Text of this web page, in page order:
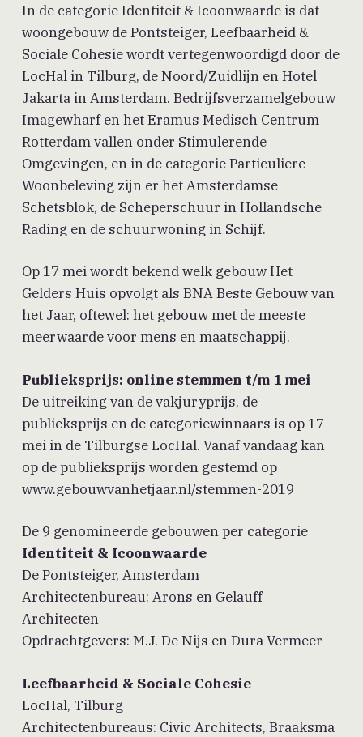
In de categorie Identiteit & Icoonwaarde is dat
woongebouw de Pontsteiger, Leefbaarheid &
Sociale Cohesie wordt vertegenwoordigd door de
LocHal in Tilburg, de Noord/Zuidlijn en Hotel
Jakarta in Amsterdam. Bedrijfsverzamelgebouw
Imagewharf en het Eramus Medisch Centrum
Rotterdam vallen onder Stimulerende
Omgevingen, en in de categorie Particuliere
Woonbeleving zijn er het Amsterdamse
Schetsblok, de Scheperschuur in Hollandsche
Rading en de schuurwoning in Schijf.
Op 17 mei wordt bekend welk gebouw Het
Gelders Huis opvolgt als BNA Beste Gebouw van
het Jaar, oftewel: het gebouw met de meeste
meerwaarde voor mens en maatschappij.
Publieksprijs: online stemmen t/m 1 mei
De uitreiking van de vakjuryprijs, de
publieksprijs en de categoriewinnaars is op 17
mei in de Tilburgse LocHal. Vanaf vandaag kan
op de publieksprijs worden gestemd op
www.gebouwvanhetjaar.nl/stemmen-2019
De 9 genomineerde gebouwen per categorie
Identiteit & Icoonwaarde
De Pontsteiger, Amsterdam
Architectenbureau: Arons en Gelauff
Architecten
Opdrachtgevers: M.J. De Nijs en Dura Vermeer
Leefbaarheid & Sociale Cohesie
LocHal, Tilburg
Architectenbureaus: Civic Architects, Braaksma